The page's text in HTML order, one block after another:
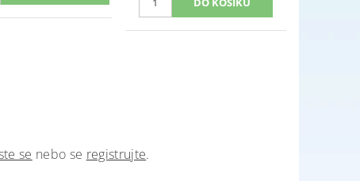
se nebo se registrujte.